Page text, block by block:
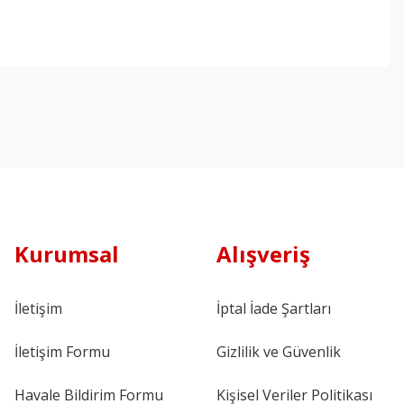
Kurumsal
İletişim
İletişim Formu
Havale Bildirim Formu
Alışveriş
İptal İade Şartları
Gizlilik ve Güvenlik
Kişisel Veriler Politikası